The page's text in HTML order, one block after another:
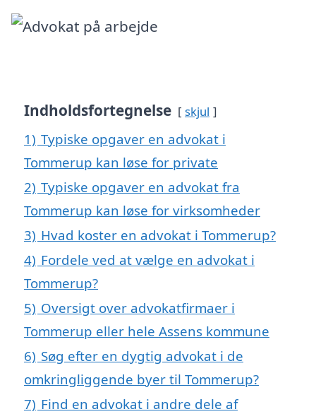
Indholdsfortegnelse skjul
1) Typiske opgaver en advokat i
Tommerup kan løse for private
2) Typiske opgaver en advokat fra
Tommerup kan løse for virksomheder
3) Hvad koster en advokat i Tommerup?
4) Fordele ved at vælge en advokat i
Tommerup?
5) Oversigt over advokatfirmaer i
Tommerup eller hele Assens kommune
6) Søg efter en dygtig advokat i de
omkringliggende byer til Tommerup?
7) Find en advokat i andre dele af